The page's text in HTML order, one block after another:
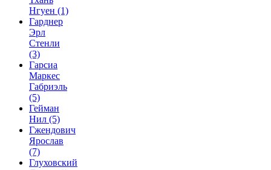
Нгуен (1)
Гарднер
Эрл
Стенли
(3)
Гарсиа
Маркес
Габриэль
(5)
Гейман
Нил (5)
Гжендович
Ярослав
(7)
Глуховский